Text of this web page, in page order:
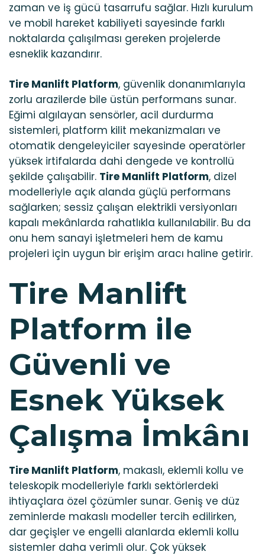
zaman ve iş gücü tasarrufu sağlar. Hızlı kurulum
ve mobil hareket kabiliyeti sayesinde farklı
noktalarda çalışılması gereken projelerde
esneklik kazandırır.
Tire Manlift Platform, güvenlik donanımlarıyla
zorlu arazilerde bile üstün performans sunar.
Eğimi algılayan sensörler, acil durdurma
sistemleri, platform kilit mekanizmaları ve
otomatik dengeleyiciler sayesinde operatörler
yüksek irtifalarda dahi dengede ve kontrollü
şekilde çalışabilir. Tire Manlift Platform, dizel
modelleriyle açık alanda güçlü performans
sağlarken; sessiz çalışan elektrikli versiyonları
kapalı mekânlarda rahatlıkla kullanılabilir. Bu da
onu hem sanayi işletmeleri hem de kamu
projeleri için uygun bir erişim aracı haline getirir.
Tire Manlift
Platform ile
Güvenli ve
Esnek Yüksek
Çalışma İmkânı
Tire Manlift Platform, makaslı, eklemli kollu ve
teleskopik modelleriyle farklı sektörlerdeki
ihtiyaçlara özel çözümler sunar. Geniş ve düz
zeminlerde makaslı modeller tercih edilirken,
dar geçişler ve engelli alanlarda eklemli kollu
sistemler daha verimli olur. Çok yüksek